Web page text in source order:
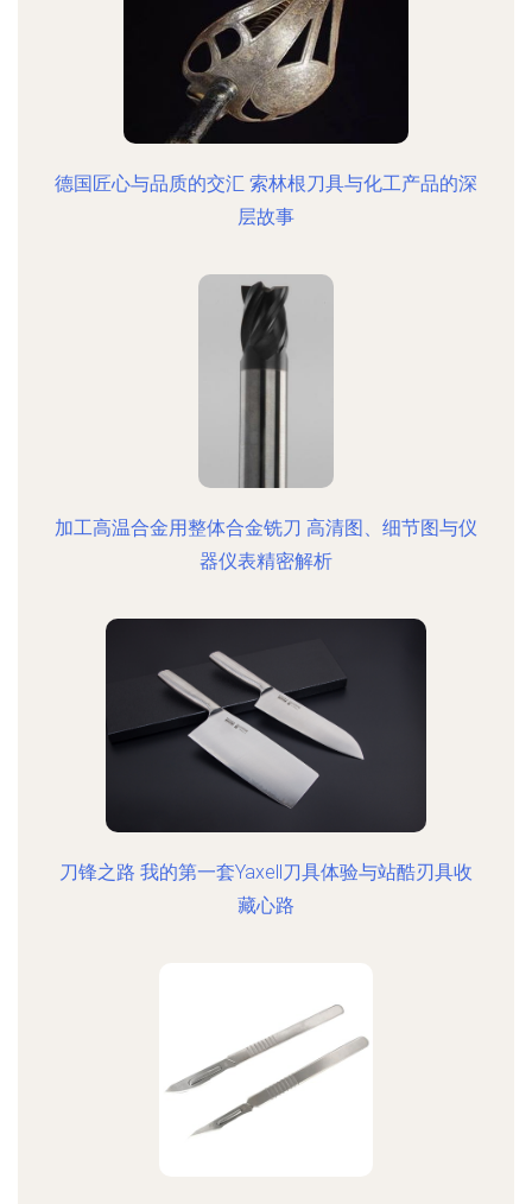
德国匠心与品质的交汇 索林根刀具与化工产品的深
层故事
加工高温合金用整体合金铣刀 高清图、细节图与仪
器仪表精密解析
刀锋之路 我的第一套Yaxell刀具体验与站酷刃具收
藏心路